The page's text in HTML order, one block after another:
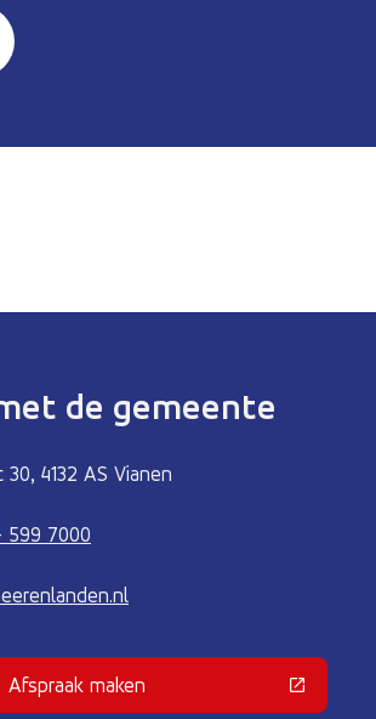
de gemeente
4132 AS Vianen
599 7000
Afspraak maken(Deze link gaat naar een externe